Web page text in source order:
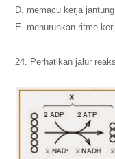
D. memacu kerja
E. menurunkan ritme
24. Perhatikan jalur